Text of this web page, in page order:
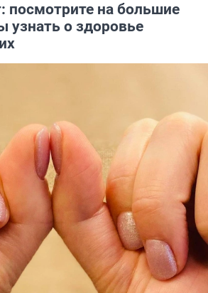
посмотрите на большие
узнать о здоровье